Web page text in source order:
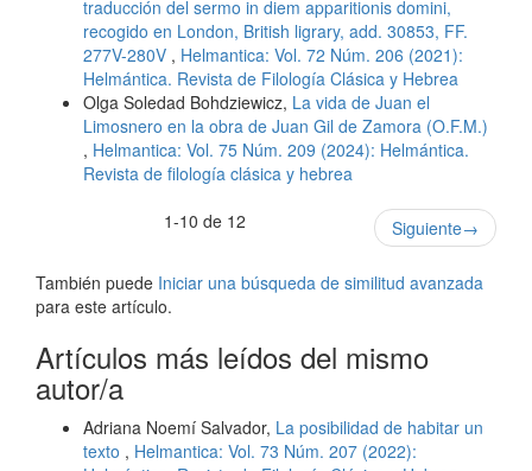
traducción del sermo in diem apparitionis domini,
recogido en London, British ligrary, add. 30853, FF.
277V-280V , Helmantica: Vol. 72 Núm. 206 (2021):
Helmántica. Revista de Filología Clásica y Hebrea
Olga Soledad Bohdziewicz, La vida de Juan el
Limosnero en la obra de Juan Gil de Zamora (O.F.M.)
, Helmantica: Vol. 75 Núm. 209 (2024): Helmántica.
Revista de filología clásica y hebrea
1-10 de 12
Siguiente→
También puede Iniciar una búsqueda de similitud avanzada
para este artículo.
Artículos más leídos del mismo
autor/a
Adriana Noemí Salvador, La posibilidad de habitar un
texto , Helmantica: Vol. 73 Núm. 207 (2022):